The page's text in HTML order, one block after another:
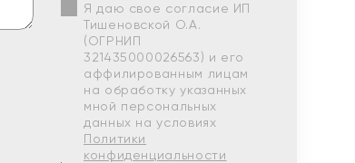
Я даю свое согласие ИП
Тишеновской О.А.
(ОГРНИП
321435000026563) и его
аффилированным лицам
на обработку указанных
мной персональных
данных на условиях
Политики
конфиденциальности